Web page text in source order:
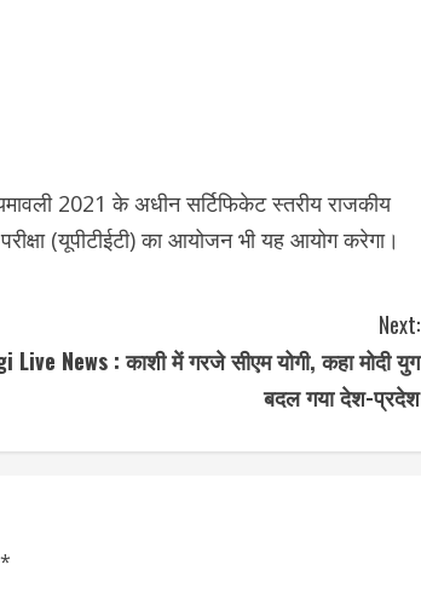
2021 के अधीन सर्टिफिकेट स्तरीय राजकीय
(यूपीटीईटी) का आयोजन भी यह आयोग करेगा।
Next:
Live News : काशी में गरजे सीएम योगी, कहा मोदी युग
बदल गया देश-प्रदेश
*